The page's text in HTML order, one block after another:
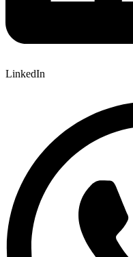
LinkedIn